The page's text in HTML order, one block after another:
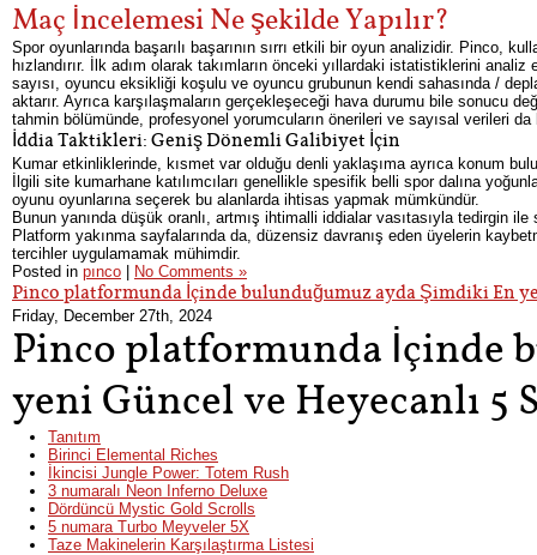
Maç İncelemesi Ne şekilde Yapılır?
Spor oyunlarında başarılı başarının sırrı etkili bir oyun analizidir. Pinco,
hızlandırır. İlk adım olarak takımların önceki yıllardaki istatistiklerini
sayısı, oyuncu eksikliği koşulu ve oyuncu grubunun kendi sahasında /
aktarır. Ayrıca karşılaşmaların gerçekleşeceği hava durumu bile sonucu
tahmin bölümünde, profesyonel yorumcuların önerileri ve sayısal verileri da
İddia Taktikleri: Geniş Dönemli Galibiyet İçin
Kumar etkinliklerinde, kısmet var olduğu denli yaklaşıma ayrıca konum
İlgili site kumarhane katılımcıları genellikle spesifik belli spor dalına
oyunu oyunlarına seçerek bu alanlarda ihtisas yapmak mümkündür.
Bunun yanında düşük oranlı, artmış ihtimalli iddialar vasıtasıyla tedirgin
Platform yakınma sayfalarında da, düzensiz davranış eden üyelerin
tercihler uygulamamak mühimdir.
Posted in pınco No Comments »
Pinco platformunda İçinde bulunduğumuz ayda Şimdiki En
Friday, December 27th, 2024
Pinco platformunda İçinde
yeni Güncel ve Heyecanlı 5
Tanıtım
Birinci Elemental Riches
İkincisi Jungle Power: Totem Rush
3 numaralı Neon Inferno Deluxe
Dördüncü Mystic Gold Scrolls
5 numara Turbo Meyveler 5X
Taze Makinelerin Karşılaştırma Listesi